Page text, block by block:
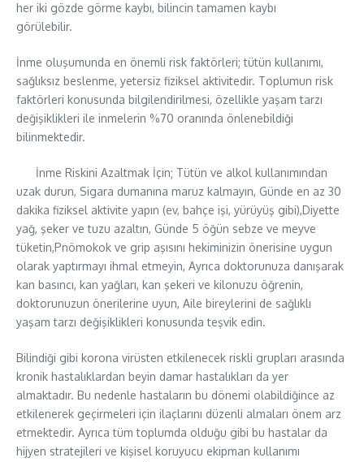
her iki gözde görme kaybı, bilincin tamamen kaybı
görülebilir.
İnme oluşumunda en önemli risk faktörleri; tütün kullanımı,
sağlıksız beslenme, yetersiz fiziksel aktivitedir. Toplumun risk
faktörleri konusunda bilgilendirilmesi, özellikle yaşam tarzı
değişiklikleri ile inmelerin %70 oranında önlenebildiği
bilinmektedir.
İnme Riskini Azaltmak İçin; Tütün ve alkol kullanımından
uzak durun, Sigara dumanına maruz kalmayın, Günde en az 30
dakika fiziksel aktivite yapın (ev, bahçe işi, yürüyüş gibi),Diyette
yağ, şeker ve tuzu azaltın, Günde 5 öğün sebze ve meyve
tüketin,Pnömokok ve grip aşısını hekiminizin önerisine uygun
olarak yaptırmayı ihmal etmeyin, Ayrıca doktorunuza danışarak
kan basıncı, kan yağları, kan şekeri ve kilonuzu öğrenin,
doktorunuzun önerilerine uyun, Aile bireylerini de sağlıklı
yaşam tarzı değişiklikleri konusunda teşvik edin.
Bilindiği gibi korona virüsten etkilenecek riskli grupları arasında
kronik hastalıklardan beyin damar hastalıkları da yer
almaktadır. Bu nedenle hastaların bu dönemi olabildiğince az
etkilenerek geçirmeleri için ilaçlarını düzenli almaları önem arz
etmektedir. Ayrıca tüm toplumda olduğu gibi bu hastalar da
hijyen stratejileri ve kişisel koruyucu ekipman kullanımı